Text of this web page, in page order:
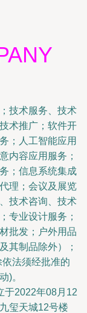
技术服务、技术
术推广；软件开
；人工智能应用
内容应用服务；
；信息系统集成
理；会议及展览
技术咨询、技术
专业设计服务；
批发；户外用品
其制品除外）；
法须经批准的
)。
于2022年08月12
玺天城12号楼